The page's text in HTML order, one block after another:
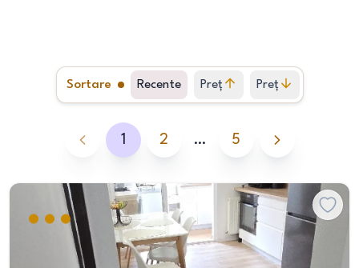
Sortare Recente Preț
crescător
Preț
descrescător
1 2 … 5